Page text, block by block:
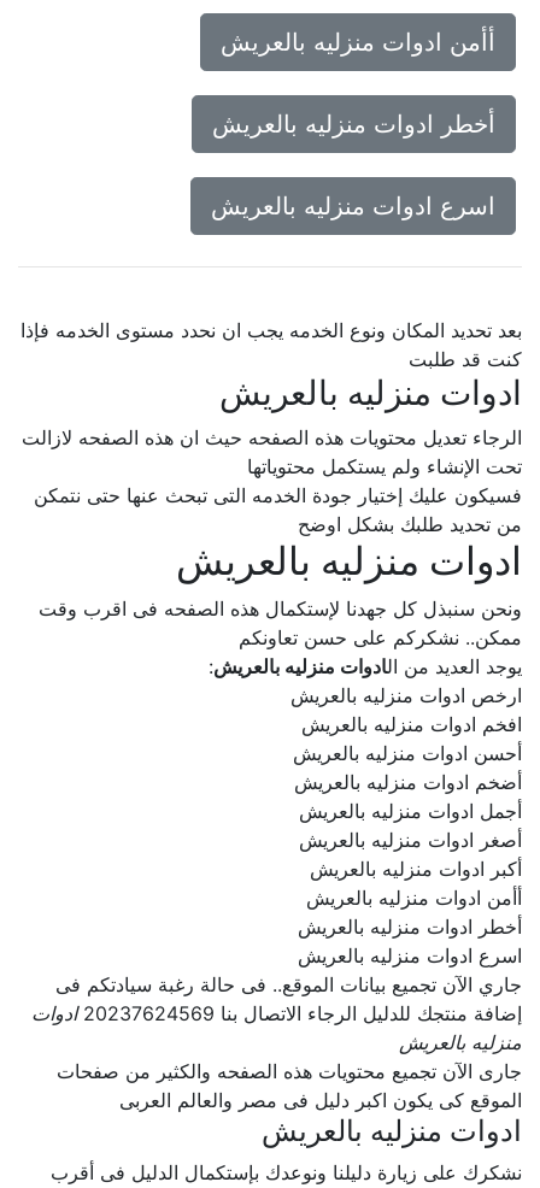
أأمن ادوات منزليه بالعريش
أخطر ادوات منزليه بالعريش
اسرع ادوات منزليه بالعريش
بعد تحديد المكان ونوع الخدمه يجب ان نحدد مستوى الخدمه فإذا
كنت قد طلبت
ادوات منزليه بالعريش
الرجاء تعديل محتويات هذه الصفحه حيث ان هذه الصفحه لازالت
تحت الإنشاء ولم يستكمل محتوياتها
فسيكون عليك إختيار جودة الخدمه التى تبحث عنها حتى نتمكن
من تحديد طلبك بشكل اوضح
ادوات منزليه بالعريش
ونحن سنبذل كل جهدنا لإستكمال هذه الصفحه فى اقرب وقت
ممكن.. نشكركم على حسن تعاونكم
يوجد العديد من ال ادوات منزليه بالعريش:
ارخص ادوات منزليه بالعريش
افخم ادوات منزليه بالعريش
أحسن ادوات منزليه بالعريش
أضخم ادوات منزليه بالعريش
أجمل ادوات منزليه بالعريش
أصغر ادوات منزليه بالعريش
أكبر ادوات منزليه بالعريش
أأمن ادوات منزليه بالعريش
أخطر ادوات منزليه بالعريش
اسرع ادوات منزليه بالعريش
جاري الآن تجميع بيانات الموقع.. فى حالة رغبة سيادتكم فى
إضافة منتجك للدليل الرجاء الاتصال بنا 20237624569
ادوات
منزليه بالعريش
جارى الآن تجميع محتويات هذه الصفحه والكثير من صفحات
الموقع كى يكون اكبر دليل فى مصر والعالم العربى
ادوات منزليه بالعريش
نشكرك على زيارة دليلنا ونوعدك بإستكمال الدليل فى أقرب